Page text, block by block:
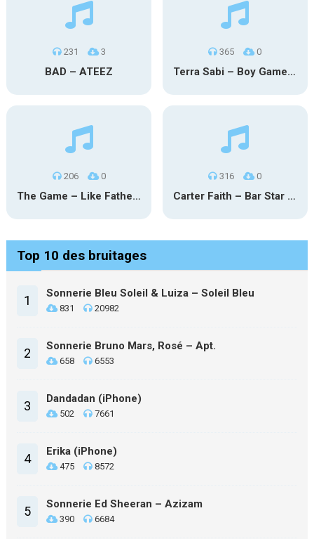
231 3
BAD – ATEEZ
365 0
Terra Sabi – Boy Game X Marcia Cruz
206 0
The Game – Like Father Like Daughter
316 0
Carter Faith – Bar Star Vevo
Top 10 des bruitages
1 Sonnerie Bleu Soleil & Luiza – Soleil Bleu
831 20982
2 Sonnerie Bruno Mars, Rosé – Apt.
658 6553
3 Dandadan (iPhone)
502 7661
4 Erika (iPhone)
475 8572
5 Sonnerie Ed Sheeran – Azizam
390 6684